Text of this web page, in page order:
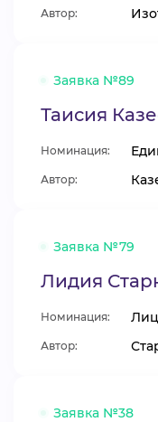
Автор:
Заявка №89
Таисия
Номинация:
Автор:
Заявка №79
Лидия
Номинация:
Автор:
Заявка №38